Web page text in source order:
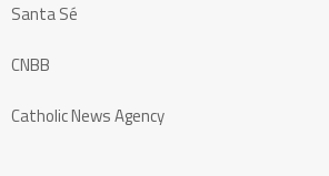
Santa Sé
CNBB
Catholic News Agency